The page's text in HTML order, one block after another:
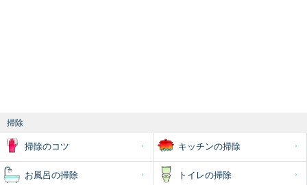
掃除
掃除のコツ キッチンの掃除
お風呂の掃除 トイレの掃除